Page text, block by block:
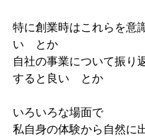
特に創業時はこれらを意
い　とか
自社の事業について振り
すると良い　とか
いろいろな場面で
私自身の体験から自然に